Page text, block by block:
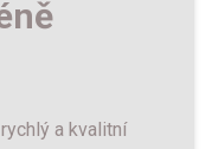
a kvalitní